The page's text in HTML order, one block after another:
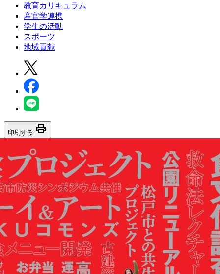
教育カリキュラム
産官学連携
学生の活動
スポーツ
地域貢献
印刷する print